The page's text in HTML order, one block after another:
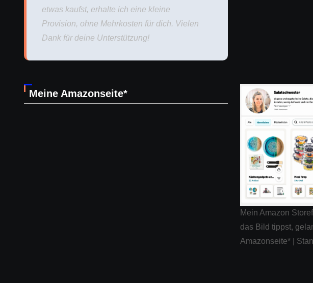
etwas kaufst, erhalte ich eine kleine
Provision, ohne Mehrkosten für dich. Vielen
Dank für deine Unterstützung!
Meine Amazonseite*
Mein Amazon
das Bild tippst,
Amazonseite* |